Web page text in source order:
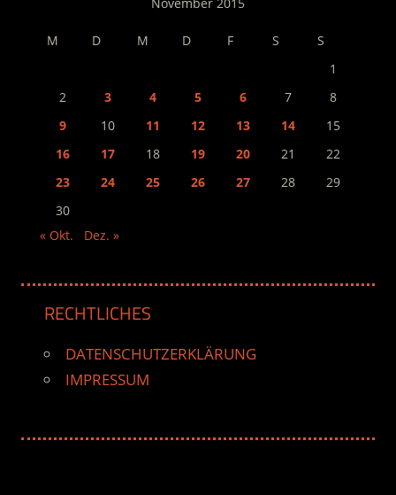
M D M D F S
S
1
2
3 4 5 6 7
8
9
10 11 12 13 14
15
16
17 18 19 20 21
22
23
24 25 26 27 28
29
30
« Okt.
Dez. »
RECHTLICHES
DATENSCHUTZERKLÄRUNG
IMPRESSUM